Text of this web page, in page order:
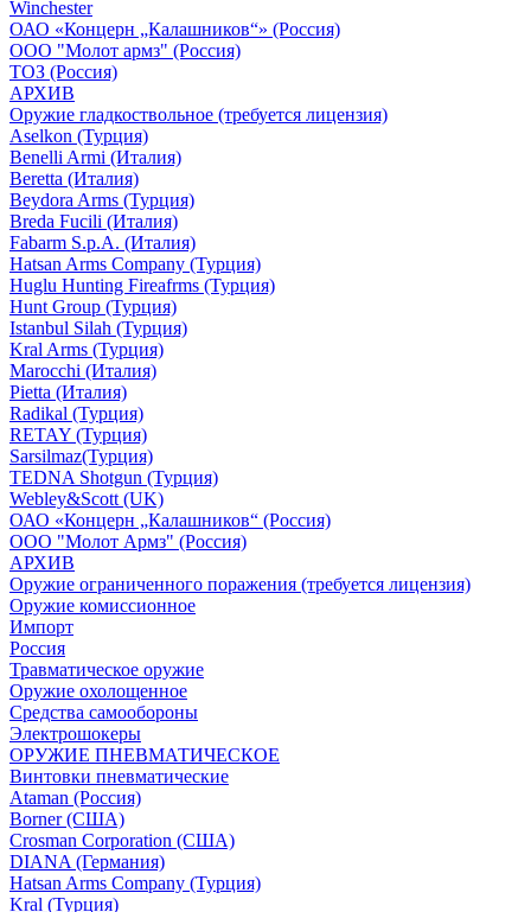
Winchester
ОАО «Концерн „Калашников“» (Россия)
ООО "Молот армз" (Россия)
ТОЗ (Россия)
АРХИВ
Оружие гладкоствольное (требуется лицензия)
Aselkon (Турция)
Benelli Armi (Италия)
Beretta (Италия)
Beydora Arms (Турция)
Breda Fucili (Италия)
Fabarm S.p.A. (Италия)
Hatsan Arms Company (Турция)
Huglu Hunting Fireafrms (Турция)
Hunt Group (Турция)
Istanbul Silah (Турция)
Kral Arms (Турция)
Marocchi (Италия)
Pietta (Италия)
Radikal (Турция)
RETAY (Турция)
Sarsilmaz(Турция)
TEDNA Shotgun (Турция)
Webley&Scott (UK)
ОАО «Концерн „Калашников“ (Россия)
ООО "Молот Армз" (Россия)
АРХИВ
Оружие ограниченного поражения (требуется лицензия)
Оружие комиссионное
Импорт
Россия
Травматическое оружие
Оружие охолощенное
Средства самообороны
Электрошокеры
ОРУЖИЕ ПНЕВМАТИЧЕСКОЕ
Винтовки пневматические
Ataman (Россия)
Borner (США)
Crosman Corporation (США)
DIANA (Германия)
Hatsan Arms Company (Турция)
Kral (Турция)